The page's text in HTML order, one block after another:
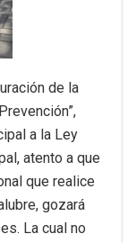
de la
a la Ley
atento a que
que realice
gozará
La cual no